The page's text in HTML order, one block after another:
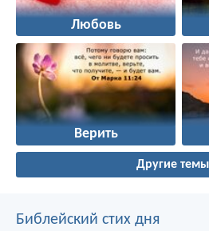
Любовь
Верить
Другие
Библейский стих дня